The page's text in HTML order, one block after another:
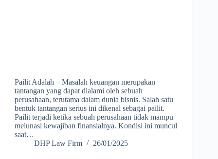
Pailit Adalah – Masalah keuangan merupakan
tantangan yang dapat dialami oleh sebuah
perusahaan, terutama dalam dunia bisnis. Salah satu
bentuk tantangan serius ini dikenal sebagai pailit.
Pailit terjadi ketika sebuah perusahaan tidak mampu
melunasi kewajiban finansialnya. Kondisi ini muncul
saat…
DHP Law Firm
26/01/2025